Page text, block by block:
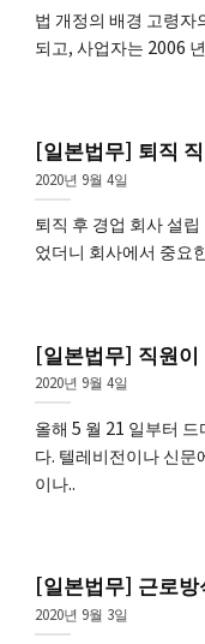
법 개정의 배경 고령자
되고, 사업자는 2006
[일본법무] 퇴직
2020년 9월 4일
퇴직 후 경업 회사 설
었더니 회사에서 중요
[일본법무] 직원이
2020년 9월 4일
올해 5 월 21 일부터
다. 텔레비전이나 신문
이나..
[일본법무] 근로방
2020년 9월 3일